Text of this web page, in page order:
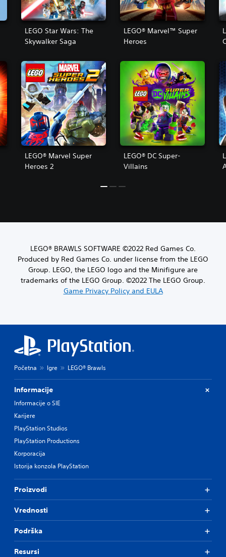
LEGO Star Wars: The
Skywalker Saga
LEGO® Marvel™ Super
Heroes
LEGO® Marvel Super
Heroes 2
LEGO® DC Super-
Villains
LEGO® BRAWLS SOFTWARE ©2022 Red Games Co.
Produced by Red Games Co. under license from the LEGO
Group. LEGO, the LEGO logo and the Minifigure are
trademarks of the LEGO Group. ©2022 The LEGO Group.
Game Privacy Policy and EULA
Početna Igre LEGO® Brawls
Informacije
Informacije o SIE
Karijere
PlayStation Studios
PlayStation Productions
Korporacija
Istorija konzola PlayStation
Proizvodi
Vrednosti
Podrška
Resursi